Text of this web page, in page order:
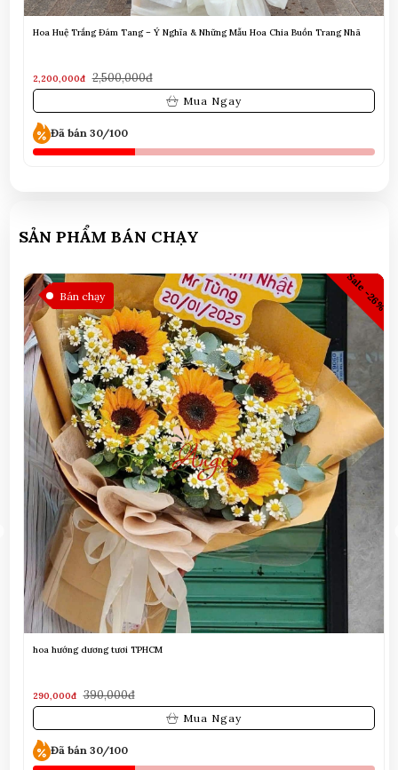
Hoa Huệ Trắng Đám Tang – Ý Nghĩa & Những Mẫu Hoa Chia Buồn Trang Nhã
2,200,000đ 2,500,000đ
Mua Ngay
Đã bán 30/100
SẢN PHẨM BÁN CHẠY
Bán chạy Sale -26%
hoa hướng dương tươi TPHCM
290,000đ 390,000đ
Mua Ngay
Đã bán 30/100